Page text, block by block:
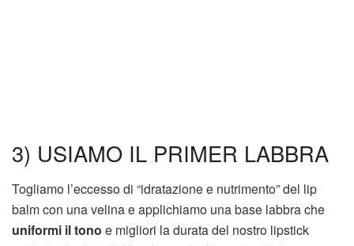
3) USIAMO IL PRIMER LABBRA
Togliamo l’eccesso di “idratazione e nutrimento” del lip
balm con una velina e applichiamo una base labbra che
uniformi il tono e migliori la durata del nostro lipstick